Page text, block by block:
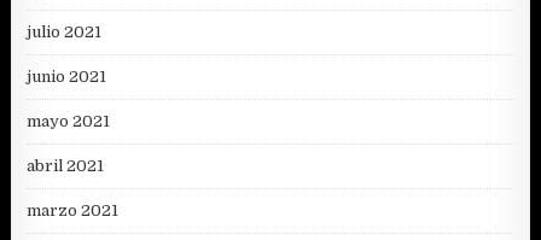
julio 2021
junio 2021
mayo 2021
abril 2021
marzo 2021